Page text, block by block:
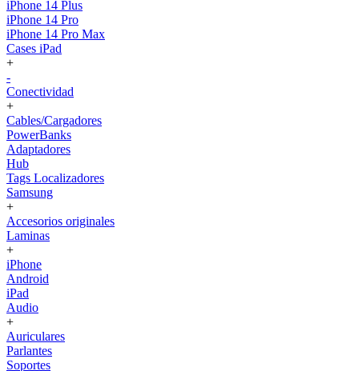
iPhone 14 Plus
iPhone 14 Pro
iPhone 14 Pro Max
Cases iPad
+
-
Conectividad
+
Cables/Cargadores
PowerBanks
Adaptadores
Hub
Tags Localizadores
Samsung
+
Accesorios originales
Laminas
+
iPhone
Android
iPad
Audio
+
Auriculares
Parlantes
Soportes